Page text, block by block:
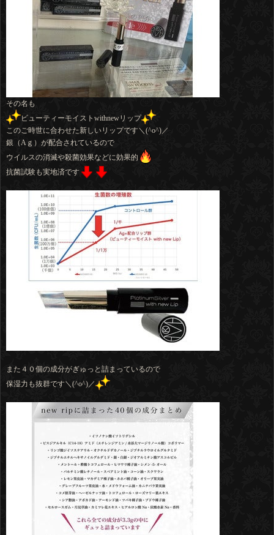
その名も
ビューティーモイストwithnewリップ
このご時世に合わせた新しいリップです＼(^o^)／
銀（Aｇ）が配合されているので
ウイルスの消滅や殺菌効果などに効果的
抗菌試験も実地済です
また４０個の成分がぎゅっと詰まっているので
保湿力も抜群です＼(^o^)／